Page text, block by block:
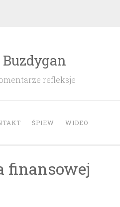
refleksje
ŚPIEW WIDEO
finansowej